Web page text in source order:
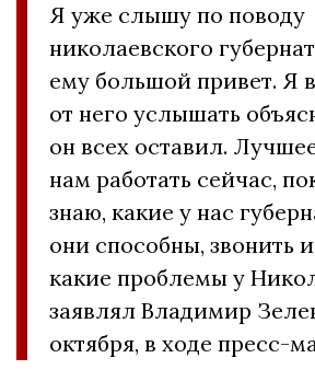
Я уже слышу по поводу
николаевского
ему большой привет. Я
от него услышать
он всех оставил.
нам работать сейчас,
знаю, какие у нас
они способны, звонить
какие проблемы у
заявлял Владимир
октября, в ходе пресс-